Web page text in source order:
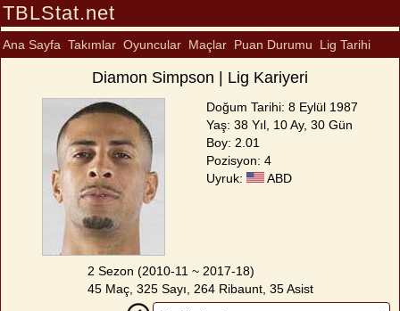
TBLStat.net
Ana Sayfa Takımlar Oyuncular Maçlar Puan Durumu Lig Tarihi
Diamon Simpson | Lig Kariyeri
Doğum Tarihi: 8 Eylül 1987
Yaş: 38 Yıl, 10 Ay, 30 Gün
Boy: 2.01
Pozisyon: 4
Uyruk:
ABD
2 Sezon (2010-11 ~ 2017-18)
45 Maç, 325 Sayı, 264 Ribaunt, 35 Asist